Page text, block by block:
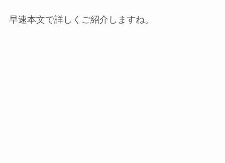
早速本文で詳しくご紹介しますね。